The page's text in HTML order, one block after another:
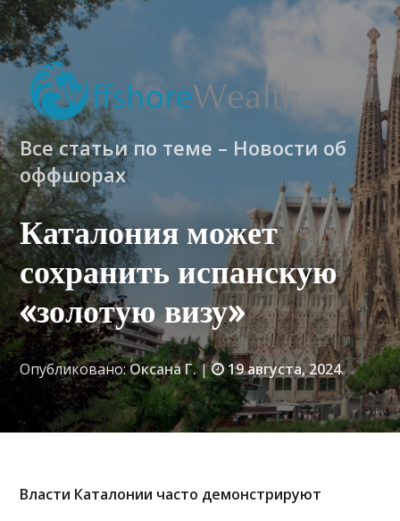
Все статьи по теме – Новости об
оффшорах
Каталония может
сохранить испанскую
«золотую визу»
Опубликовано:Оксана Г.| 19 августа, 2024.
Власти Каталонии часто демонстрируют